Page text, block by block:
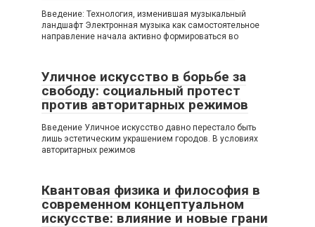
Введение: Технология, изменившая музыкальный
ландшафт Электронная музыка как самостоятельное
направление начала активно формироваться во
Уличное искусство в борьбе за
свободу: социальный протест
против авторитарных режимов
Введение Уличное искусство давно перестало быть
лишь эстетическим украшением городов. В условиях
авторитарных режимов
Квантовая физика и философия в
современном концептуальном
искусстве: влияние и новые грани